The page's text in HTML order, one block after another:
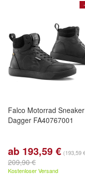
Falco Motorrad Sneaker
Dagger FA40767001
ab 193,59 € (193,59
209,90 €
Kostenloser Versand